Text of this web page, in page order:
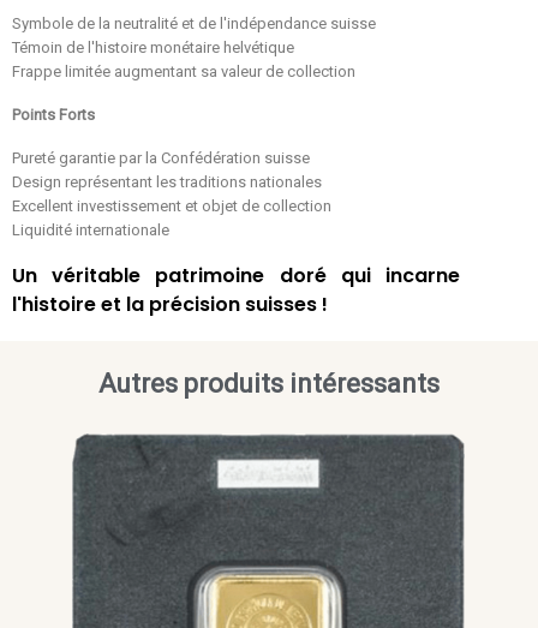
Symbole de la neutralité et de l'indépendance suisse
Témoin de l'histoire monétaire helvétique
Frappe limitée augmentant sa valeur de collection
Points Forts
Pureté garantie par la Confédération suisse
Design représentant les traditions nationales
Excellent investissement et objet de collection
Liquidité internationale
Un véritable patrimoine doré qui incarne
l'histoire et la précision suisses !
Autres produits intéressants